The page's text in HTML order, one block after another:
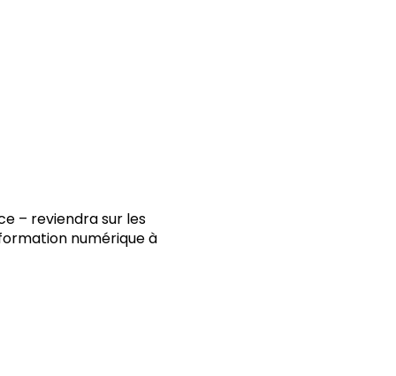
– reviendra sur les
numérique à